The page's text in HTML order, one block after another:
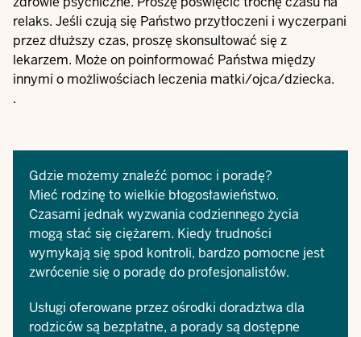
relaks. Jeśli czują się Państwo przytłoczeni i wyczerpani
przez dłuższy czas, proszę skonsultować się z
lekarzem. Może on poinformować Państwa między
innymi o możliwościach leczenia matki/ojca/dziecka.
.
Gdzie możemy znaleźć pomoc i poradę?
Mieć rodzinę to wielkie błogosławieństwo.
Czasami jednak wyzwania codziennego życia
mogą stać się ciężarem. Kiedy trudności
wymykają się spod kontroli, bardzo pomocne jest
zwrócenie się o poradę do profesjonalistów.
Usługi oferowane przezośrodki doradztwa dla
rodzicówsą bezpłatne, a porady są dostępne